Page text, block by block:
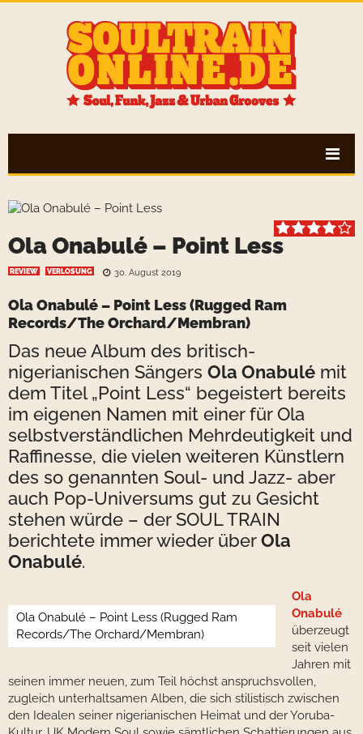
Ola Onabulé – Point Less
REVIEW VERLOSUNG 30. August 2019
Ola Onabulé – Point Less(Rugged Ram
Records/The Orchard/Membran)
Das neue Album des britisch-
nigerianischen Sängers Ola Onabulé mit
dem Titel „Point Less“ begeistert bereits
im eigenen Namen mit einer für Ola
selbstverständlichen Mehrdeutigkeit und
Raffinesse, die vielen weiteren Künstlern
des so genannten Soul- und Jazz- aber
auch Pop-Universums gut zu Gesicht
stehen würde – der SOUL TRAIN
berichtete immer wieder überOla
Onabulé.
Ola Onabulé – Point Less (Rugged Ram
Records/The Orchard/Membran)
Ola
Onabulé
überzeugt
seit vielen
Jahren mit
seinen immer neuen, zum Teil höchst anspruchsvollen,
zugleich unterhaltsamen Alben, die sich stilistisch zwischen
den Idealen seiner nigerianischen Heimat und der Yoruba-